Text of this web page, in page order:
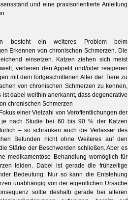
und eine praxisorientierte Anleitung
besteht ein weiteres Problem beim
Erkennen von chronischen Schmerzen. Die
einsetzen. Katzen ziehen sich meist
verlieren den Appetit und/oder reagieren
mit dem fortgeschrittenen Alter der Tiere zu
von chronischen Schmerzen zu kennen,
dabei weithin anerkannt, dass degenerative
chronischen Schmerzen
einer Vielzahl von Veröffentlichungen der
je nach Studie bei 60 bis 90 % der Katzen
– so schränken auch die Verfasser des
Befunden nicht ohne Weiteres auf den
Stärke der Beschwerden schließen. Aber es
medikamentöse Behandlung womöglich für
leiden. Dabei ist gerade die frühzeitige
Bedeutung. Nur so kann die Entstehung
unabhängig von der eigentlichen Ursache
sollte deshalb gerade bei älteren